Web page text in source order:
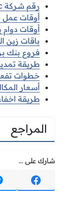
رقم شركة stc الكويت الموحد خدمة العملاء
أوقات عمل
أوقات دوام
باقات زين
فروع بنك
طريقة
خطوات
أسعار
طريقة اخفاء
المراجع
شارك على ...